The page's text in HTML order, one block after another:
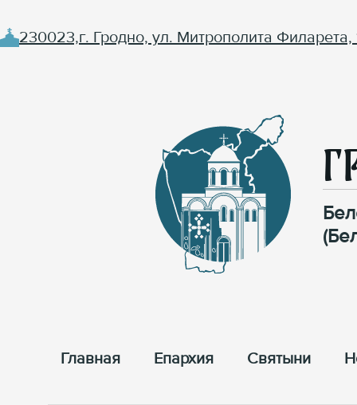
230023,г. Гродно, ул. Митрополита Филарета,
Главная Епархия Cвятыни